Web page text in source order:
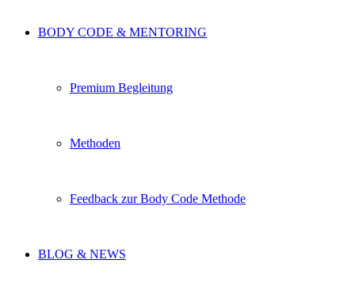
BODY CODE & MENTORING
Premium Begleitung
Methoden
Feedback zur Body Code Methode
BLOG & NEWS